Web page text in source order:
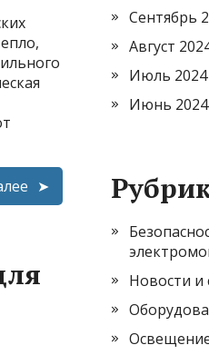
Сентябрь
Август
Июль 2024
Июнь 2024
Новости и